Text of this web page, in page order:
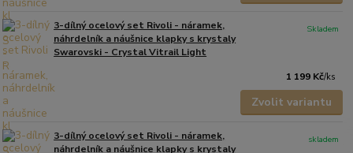
3-dílný ocelový set Rivoli - náramek,
náhrdelník a náušnice klapky s krystaly
Swarovski - Crystal Vitrail Light
1 199 Kč/ks
Skladem
Zvolit variantu
3-dílný ocelový set Rivoli - náramek,
náhrdelník a náušnice klapky s krystaly
skladem